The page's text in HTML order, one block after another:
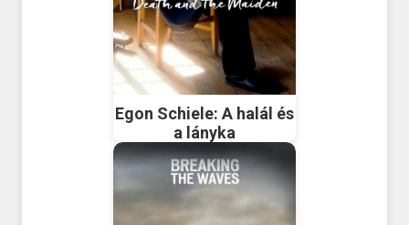
Egon Schiele: A halál és
a lányka